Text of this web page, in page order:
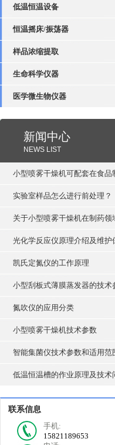
低温恒温设备
恒温摇床/振荡器
样品浓缩提取
生命科学仪器
医学微生物仪器
新闻中心
NEWS LIST
小型喷雾干燥机可配套在食品
实验室样品怎么进行前处理？
关于小型喷雾干燥机在制药领
光化学反应仪原理介绍及维护
凯氏定氮仪的工作原理
小型刮板式薄膜蒸发器的技术
氮吹仪的应用分类
小型喷雾干燥机技术参数
智能集菌仪技术参数和适用范
低温恒温槽的作业原理及技术
联系信息
手机:
15821189653